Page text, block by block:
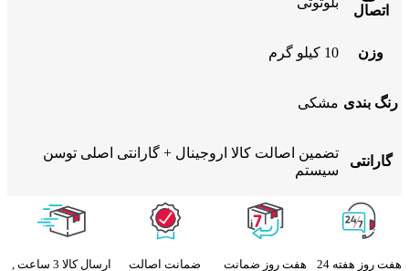
اتصال
وزن 10 کیلو گرم
رنگ بندی مشکی
گارانتی
تضمین اصالت کالا اروجینال + گارانتی اصلی توسن
سیستم
هفت روز هفته 24
هفت روز ضمانت
ضمانت اصالت
ارسال کالا 3 ساعت ,